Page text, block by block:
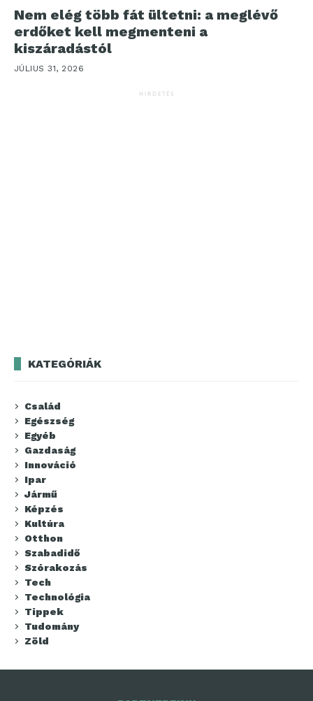
Nem elég több fát ültetni: a meglévő
erdőket kell megmenteni a
kiszáradástól
JÚLIUS 31, 2026
HIRDETÉS
KATEGÓRIÁK
Család
Egészség
Egyéb
Gazdaság
Innováció
Ipar
Jármű
Képzés
Kultúra
Otthon
Szabadidő
Szórakozás
Tech
Technológia
Tippek
Tudomány
Zöld